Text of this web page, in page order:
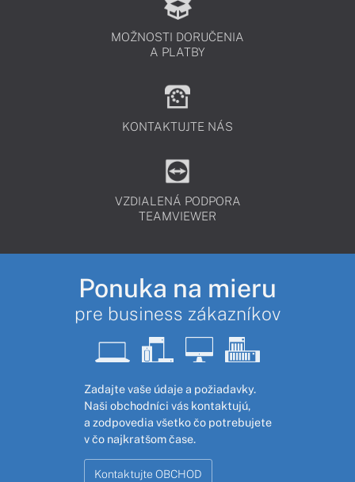
MOŽNOSTI DORUČENIA
A PLATBY
KONTAKTUJTE NÁS
VZDIALENÁ PODPORA
TEAMVIEWER
Ponuka na mieru
pre business zákazníkov
Zadajte vaše údaje a požiadavky.
Naši obchodníci vás kontaktujú,
a zodpovedia všetko čo potrebujete
v čo najkratšom čase.
Kontaktujte OBCHOD